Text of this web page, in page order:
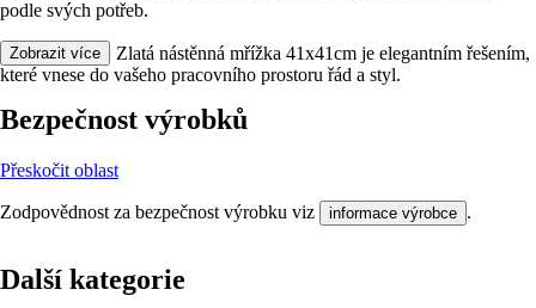
podle svých potřeb.
Závěr je jasný: Zlatá nástěnná mřížka 41x41cm je elegantním řešením,
které vnese do vašeho pracovního prostoru řád a styl.
Zobrazit více
Bezpečnost výrobků
Přeskočit oblast
Zodpovědnost za bezpečnost výrobku viz informace výrobce .
Další kategorie